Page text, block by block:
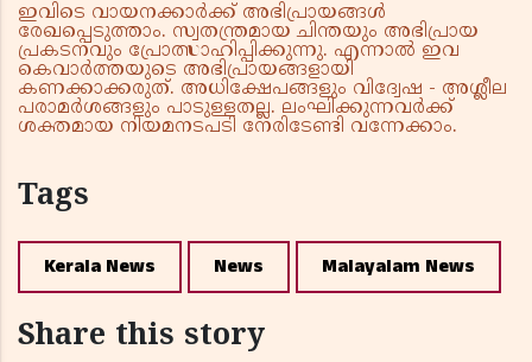
ഇവിടെ വായനക്കാർക്ക് അഭിപ്രായങ്ങൾ
രേഖപ്പെടുത്താം. സ്വതന്ത്രമായ ചിന്തയും അഭിപ്രായ
പ്രകടനവും പ്രോത്സാഹിപ്പിക്കുന്നു. എന്നാൽ ഇവ
കെവാർത്തയുടെ അഭിപ്രായങ്ങളായി
കണക്കാക്കരുത്. അധിക്ഷേപങ്ങളും വിദ്വേഷ - അശ്ലീല
പരാമർശങ്ങളും പാടുള്ളതല്ല. ലംഘിക്കുന്നവർക്ക്
ശക്തമായ നിയമനടപടി നേരിടേണ്ടി വന്നേക്കാം.
Tags
Kerala News News Malayalam News
Share this story